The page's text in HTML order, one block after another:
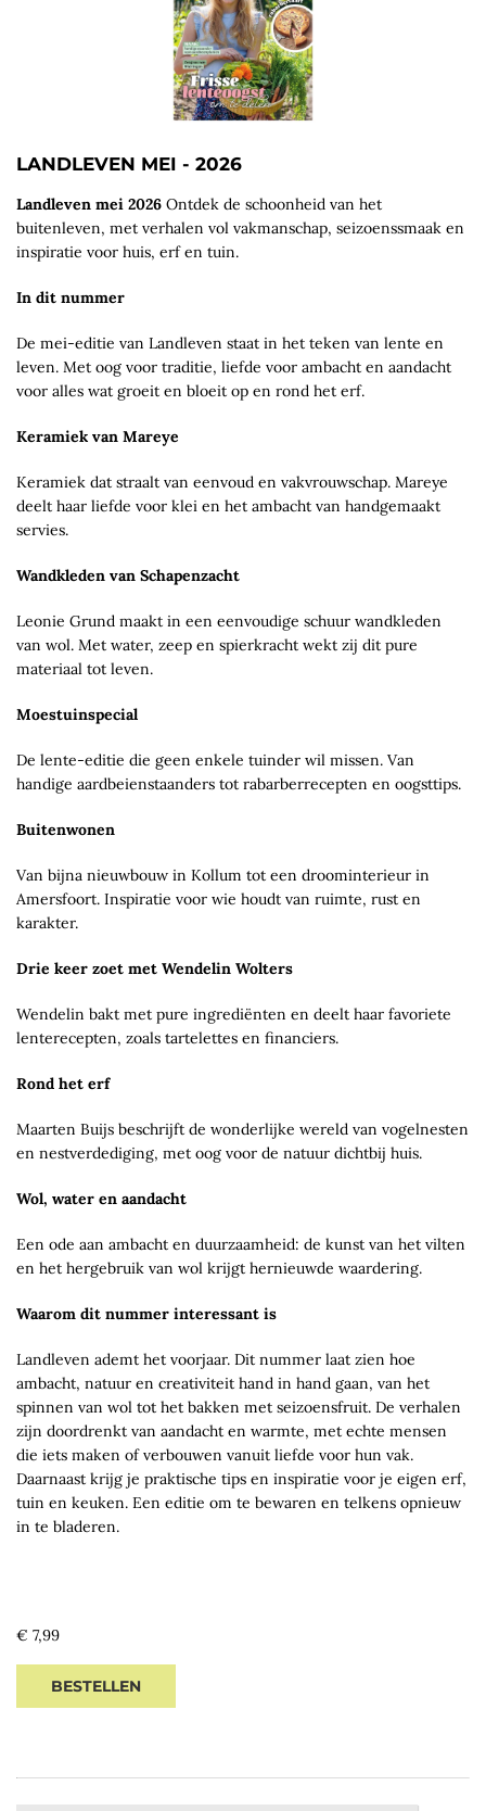
LANDLEVEN MEI - 2026
Regular
€ 7,99
BESTELLEN
Landleven mei 2026 Ontdek de schoonheid van het
buitenleven, met verhalen vol vakmanschap, seizoenssmaak en
inspiratie voor huis, erf en tuin.
In dit nummer
De mei-editie van Landleven staat in het teken van lente en
leven. Met oog voor traditie, liefde voor ambacht en aandacht
voor alles wat groeit en bloeit op en rond het erf.
Keramiek van Mareye
Keramiek dat straalt van eenvoud en vakvrouwschap. Mareye
deelt haar liefde voor klei en het ambacht van handgemaakt
servies.
Wandkleden van Schapenzacht
Leonie Grund maakt in een eenvoudige schuur wandkleden
van wol. Met water, zeep en spierkracht wekt zij dit pure
materiaal tot leven.
Moestuinspecial
De lente-editie die geen enkele tuinder wil missen. Van
handige aardbeienstaanders tot rabarberrecepten en oogsttips.
Buitenwonen
Van bijna nieuwbouw in Kollum tot een droominterieur in
Amersfoort. Inspiratie voor wie houdt van ruimte, rust en
karakter.
Drie keer zoet met Wendelin Wolters
Wendelin bakt met pure ingrediënten en deelt haar favoriete
lenterecepten, zoals tartelettes en financiers.
Rond het erf
Maarten Buijs beschrijft de wonderlijke wereld van vogelnesten
en nestverdediging, met oog voor de natuur dichtbij huis.
Wol, water en aandacht
Een ode aan ambacht en duurzaamheid: de kunst van het vilten
en het hergebruik van wol krijgt hernieuwde waardering.
Waarom dit nummer interessant is
Landleven ademt het voorjaar. Dit nummer laat zien hoe
ambacht, natuur en creativiteit hand in hand gaan, van het
spinnen van wol tot het bakken met seizoensfruit. De verhalen
zijn doordrenkt van aandacht en warmte, met echte mensen
die iets maken of verbouwen vanuit liefde voor hun vak.
Daarnaast krijg je praktische tips en inspiratie voor je eigen erf,
tuin en keuken. Een editie om te bewaren en telkens opnieuw
in te bladeren.